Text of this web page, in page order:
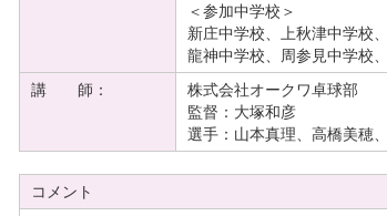
＜参加中学校＞
新庄中学校、上秋津中学校
龍神中学校、周参見中学校
講 師：
株式会社オークワ卓球部
監督：大塚和彦
選手：山本真理、高橋美穂
コメント